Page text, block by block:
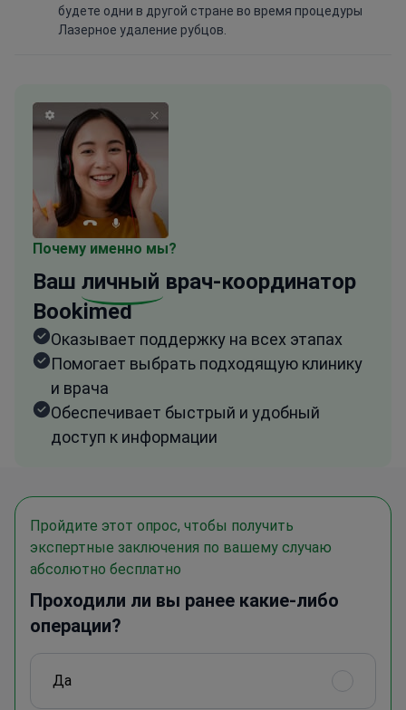
будете одни в другой стране во время процедуры
Лазерное удаление рубцов.
Почему именно мы?
Ваш личный врач-координатор
Bookimed
Оказывает поддержку на всех этапах
Помогает выбрать подходящую клинику
и врача
Обеспечивает быстрый и удобный
доступ к информации
Пройдите этот опрос, чтобы получить
экспертные заключения по вашему случаю
абсолютно бесплатно
Проходили ли вы ранее какие-либо
операции?
Да